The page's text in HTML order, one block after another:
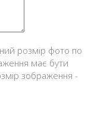
розмір фото по
має бути
зображення -